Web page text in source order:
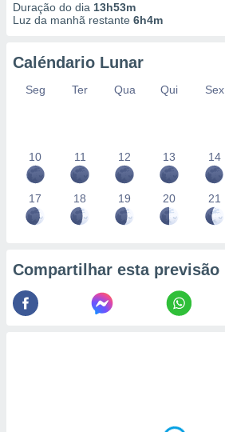
Duração do dia 13h53m
Luz da manhã restante 6h4m
Caléndario Lunar
Seg Ter Qua Qui Sex
10 11 12 13 14
17 18 19 20 21
Compartilhar esta previsão